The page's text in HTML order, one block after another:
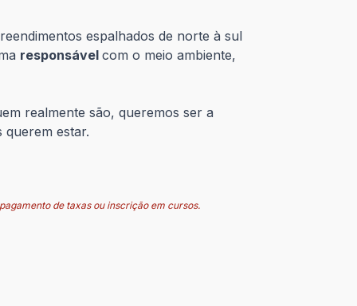
espalhados de norte à sul
responsávelcom o meio ambiente,
realmente são, queremos ser a
querem estar.
de taxas ou inscrição em cursos.